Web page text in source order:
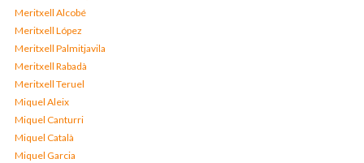
Meritxell Alcobé
Meritxell López
Meritxell Palmitjavila
Meritxell Rabadà
Meritxell Teruel
Miquel Aleix
Miquel Canturri
Miquel Català
Miquel Garcia